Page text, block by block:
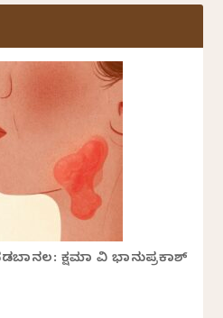
ವಡಬಾನಲ: ಕ್ಷಮಾ ವಿ ಭಾನುಪ್ರಕಾಶ್